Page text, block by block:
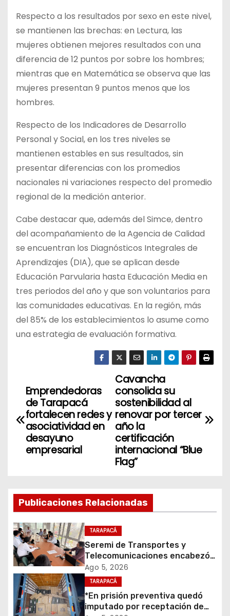
Respecto a los resultados por sexo en este nivel,
se mantienen las brechas: en Lectura, las
mujeres obtienen mejores resultados con una
diferencia de 12 puntos por sobre los hombres;
mientras que en Matemática se observa que las
mujeres presentan 9 puntos menos que los
hombres.
Respecto de los Indicadores de Desarrollo
Personal y Social, en los tres niveles se
mantienen estables en sus resultados, sin
presentar diferencias con los promedios
nacionales ni variaciones respecto del promedio
regional de la medición anterior.
Cabe destacar que, además del Simce, dentro
del acompañamiento de la Agencia de Calidad
se encuentran los Diagnósticos Integrales de
Aprendizajes (DIA), que se aplican desde
Educación Parvularia hasta Educación Media en
tres periodos del año y que son voluntarios para
las comunidades educativas. En la región, más
del 85% de los establecimientos lo asume como
una estrategia de evaluación formativa.
N
v
a
c
i
ó
n
d
Cavancha
consolida su
sostenibilidad al
renovar por tercer
año la
certificación
internacional “Blue
Flag”
Emprendedoras
de Tarapacá
fortalecen redes y
asociatividad en
desayuno
empresarial
Publicaciones Relacionadas
TARAPACÁ
Seremi de Transportes y
Telecomunicaciones encabezó
primera mesa de coordinación
para el retiro de cables en
desuso en Iquique
Ago 5, 2026
TARAPACÁ
*En prisión preventiva quedó
imputado por receptación de